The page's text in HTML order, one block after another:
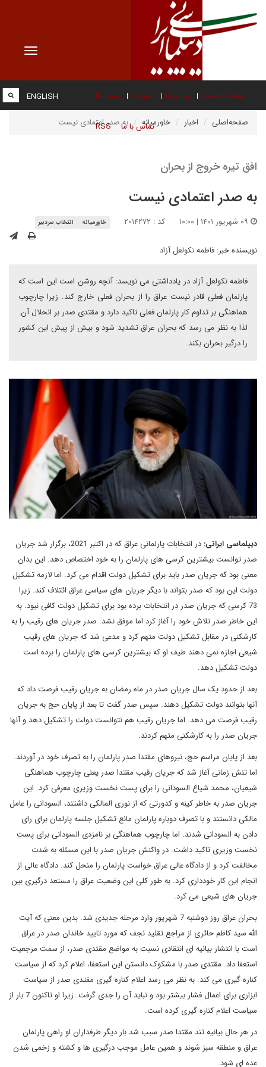
Toggle
صفحه نخست درباره ما عضویت پیوند ها
تماس با ما RSS
ENGLISH
صفحه‌اصلی اخبار خاورمیانه به صدر اعتمادی نیست
افق تیره خروج از بحران
به صدر اعتمادی نیست
کد : ۲۰۱۴۲۷۲ خاورمیانه انتخاب سردبیر
نویسنده خبر: فاطمه نکولعل آزاد
فاطمه نکولعل آزاد در یادداشتی می نویسد: آنچه روشن است این است که
پارلمان فعلی قادر نیست عراق را از بحران فعلی خارج کند. زیرا چارچوب
هماهنگی بر تداوم کار پارلمان فعلی تاکید دارد و مقتدی صدر بر انحلال آن.
لذا به نظر می رسد که بحران عراق تشدید شود و بیش از پیش این کشور
را درگیر بحران بکند.
دیپلماسی ایرانی:
در انتخابات پارلمانی عراق که در اکتبر 2021، برگزار شد جریان
صدر توانست بیشترین کرسی های پارلمان را به خود اختصاص دهد. این بدان
معنی بود که جریان صدر باید برای تشکیل دولت اقدام می کرد. اما لازمه تشکیل
دولت این بود که صدر بتواند با دیگر جریان های سیاسی عراق ائتلاف کند. زیرا
73 کرسی که جریان صدر در انتخابات برده بود برای تشکیل دولت کافی نبود. به
این خاطر صدر تلاش خود را آغاز کرد اما موفق نشد. صدر جریان های رقیب را به
کارشکنی در مقابل تشکیل دولت متهم کرد و مدعی شد که جریان های رقیب
شیعی اجازه نمی دهند طیف او که بیشترین کرسی های پارلمان را برده است
دولت تشکیل دهد.
بعد از حدود یک سال جریان صدر در ماه رمضان به جریان رقیب فرصت داد که
آنها بتوانند دولت تشکیل دهند. سپس صدر گفت تا بعد از پایان حج به جریان
رقیب فرصت می دهد. اما جریان رقیب هم نتوانست دولت را تشکیل دهد و آنها
جریان صدر را به کارشکنی متهم کردند.
بعد از پایان مراسم حج، نیروهای مقتدا صدر پارلمان را به تصرف خود در آوردند.
اما تنش زمانی آغاز شد که جریان رقیب مقتدا صدر یعنی چارچوب هماهنگی
شیعیان، محمد شیاع السودانی را برای پست نخست وزیری معرفی کرد. این
جریان صدر به خاطر کینه و کدورتی که از نوری المالکی داشتند، السودانی را عامل
مالکی دانستند و با تصرف دوباره پارلمان مانع تشکیل جلسه پارلمان برای رای
دادن به السودانی شدند. اما چارچوب هماهنگی بر نامزدی السودانی برای پست
نخست وزیری تاکید داشت. در واکنش جریان صدر با این مسئله به شدت
مخالفت کرد و از دادگاه عالی عراق خواست پارلمان را منحل کند. دادگاه عالی از
انجام این کار خودداری کرد. به طور کلی این وضعیت عراق را مستعد درگیری بین
جریان های شیعی می کرد.
بحران عراق روز دوشنبه 7 شهریور وارد مرحله جدیدی شد. بدین معنی که آیت
الله سید کاظم حائری از مراجع تقلید نجف که مورد تایید خاندان صدر در عراق
است با انتشار بیانیه ای انتقادی نسبت به مواضع مقتدی صدر، از سمت مرجعیت
استعفا داد. مقتدی صدر با مشکوک دانستن این استعفا، اعلام کرد که از سیاست
کناره گیری می کند. به نظر می رسد اعلام کناره گیری مقتدی صدر از سیاست
ابزاری برای اعمال فشار بیشتر بود و نباید آن را جدی گرفت. زیرا او تاکنون 7 بار از
سیاست اعلام کناره گیری کرده است.
در هر حال بیانیه تند مقتدا صدر سبب شد بار دیگر طرفداران او راهی پارلمان
عراق و منطقه سبز شوند و همین عامل موجب درگیری ها و کشته و زخمی شدن
عده ای شود.